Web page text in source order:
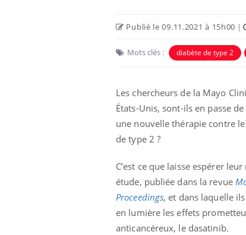
Publié le 09.11.2021 à 15h00 |
Mots clés : diabète de type 2
Les chercheurs de la Mayo
États-Unis, sont-ils en passe
une nouvelle thérapie contre
de type 2 ?
C’est ce que laisse espérer
étude, publiée dans la revue
Proceedings, et dans laquelle
en lumière les effets
anticancéreux, le dasatinib.
des chercheurs
Comment oublier les
écrans en vacances ?